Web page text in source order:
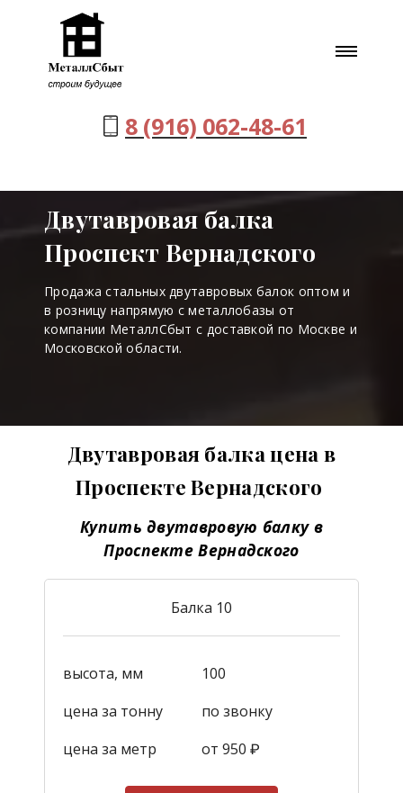
8 (916) 062-48-61
Двутавровая балка
Проспект Вернадского
Продажа стальных двутавровых балок оптом и
в розницу напрямую с металлобазы от
компании МеталлСбыт с доставкой по Москве и
Московской области.
Двутавровая балка цена в
Проспекте Вернадского
Купить двутавровую балку в
Проспекте Вернадского
Балка 10
высота, мм
100
цена за тонну
по звонку
цена за метр
от 950 ₽